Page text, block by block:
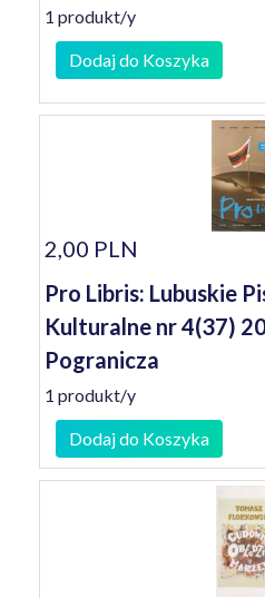
1 produkt/y
Dodaj do Koszyka
2,00 PLN
Pro Libris: Lubuskie
Kulturalne nr 4(37)
Pogranicza
1 produkt/y
Dodaj do Koszyka